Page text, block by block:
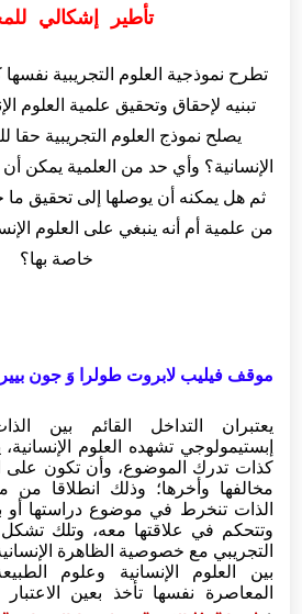
تأطير إشكالي
تطرح نموذجية العلوم التجريبية
تبنيه لإحقاق وتحقيق علمية العلوم
يصلح نموذج العلوم التجريبية حقا
الإنسانية؟ وأي حد من العلمية يمكن
ثم هل يمكنه أن يوصلها إلى تحقيق ما
من علمية أم أنه ينبغي على العلوم
خاصة بها؟
موقف فيليب لابروت طولرا وَ جون بيير
يعتبران التداخل القائم بين
إبستيمولوجي تشهده العلوم
كذات تدرك الموضوع، وأن تكون على
مخالفها وأخرها؛ وذلك انطلاقا من
الذات تنخرط في موضوع دراستها أو
وتتحكم في علاقتها معه، وتلك
التجريبي مع خصوصية الظاهرة
بين العلوم الإنسانية وعلوم
المعاصرة نفسها تأخذ بعين